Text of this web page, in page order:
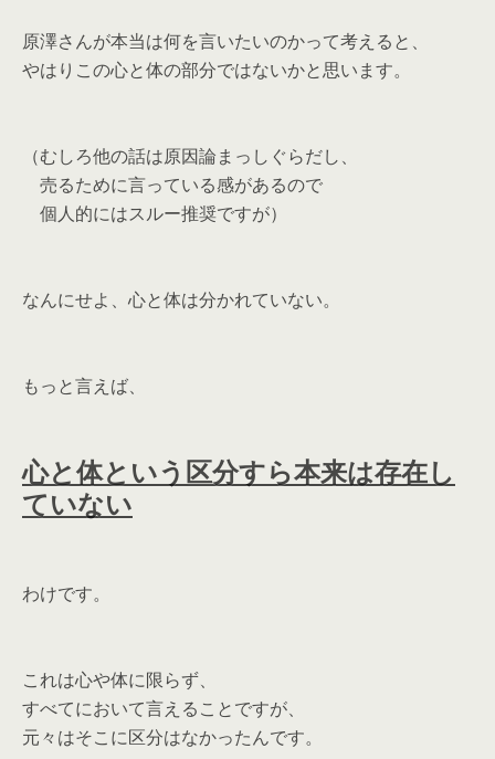
原澤さんが本当は何を言いたいのかって考えると、
やはりこの心と体の部分ではないかと思います。
（むしろ他の話は原因論まっしぐらだし、
売るために言っている感があるので
個人的にはスルー推奨ですが）
なんにせよ、心と体は分かれていない。
もっと言えば、
心と体という区分すら本来は存在し
ていない
わけです。
これは心や体に限らず、
すべてにおいて言えることですが、
元々はそこに区分はなかったんです。